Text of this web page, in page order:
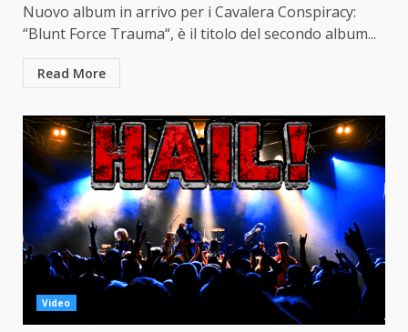
Nuovo album in arrivo per i Cavalera Conspiracy:
“Blunt Force Trauma“, è il titolo del secondo album...
Read More
Video